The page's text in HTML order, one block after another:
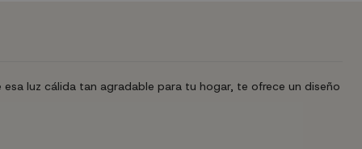
luz cálida tan agradable para tu hogar, te ofrece un diseño